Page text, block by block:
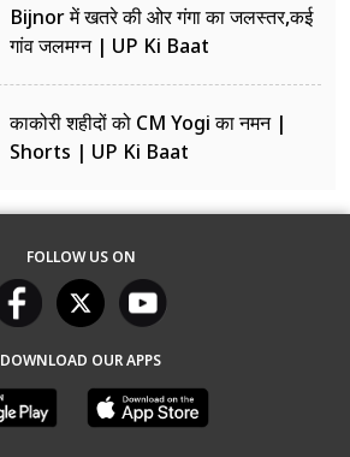
Bijnor में खतरे की ओर गंगा का जलस्तर,कई
गांव जलमग्न | UP Ki Baat
काकोरी शहीदों को CM Yogi का नमन |
Shorts | UP Ki Baat
FOLLOW US ON
DOWNLOAD OUR APPS